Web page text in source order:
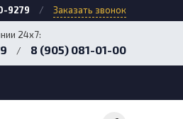
9279 / Заказать звонок
24х7:
/ 8 (905) 081-01-00